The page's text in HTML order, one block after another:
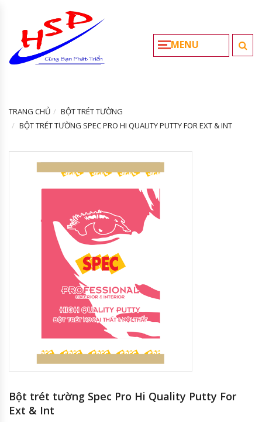
MENU
TRANG CHỦ
BỘT TRÉT TƯỜNG
BỘT TRÉT TƯỜNG SPEC PRO HI QUALITY PUTTY FOR EXT & INT
Bột trét tường Spec Pro Hi Quality Putty For
Ext & Int